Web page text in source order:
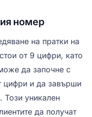
номер
на пратки на
от 9 цифри, като
да започне с
цифри и да завърши
Този уникален
да получат